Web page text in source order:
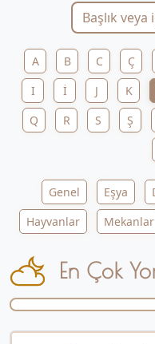
A B C Ç
I
İ J K
Q
R S Ş
Genel Eşya
Hayvanlar
Mekanlar
En Çok